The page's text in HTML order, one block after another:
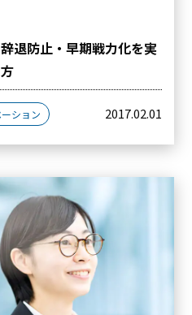
退防止・早期戦力化を実
ション 2017.02.01